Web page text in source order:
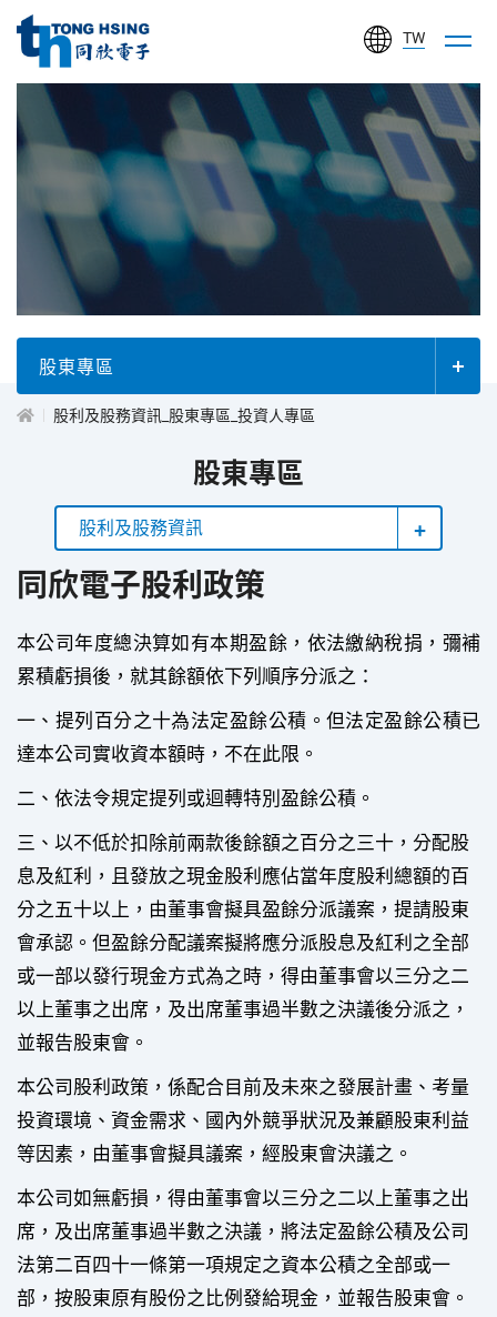
同
欣
電
子
工
份
有
限
公
TW
投
專
區
股東專區
股利及股務資訊_股東專區_投資人專區
股東專區
股利及股務資訊
同欣電子股利政策
本公司年度總決算如有本期盈餘，依法繳納稅捐，彌補
累積虧損後，就其餘額依下列順序分派之：
一、提列百分之十為法定盈餘公積。但法定盈餘公積已
達本公司實收資本額時，不在此限。
二、依法令規定提列或迴轉特別盈餘公積。
三、以不低於扣除前兩款後餘額之百分之三十，分配股
息及紅利，且發放之現金股利應佔當年度股利總額的百
分之五十以上，由董事會擬具盈餘分派議案，提請股東
會承認。但盈餘分配議案擬將應分派股息及紅利之全部
或一部以發行現金方式為之時，得由董事會以三分之二
以上董事之出席，及出席董事過半數之決議後分派之，
並報告股東會。
本公司股利政策，係配合目前及未來之發展計畫、考量
投資環境、資金需求、國內外競爭狀況及兼顧股東利益
等因素，由董事會擬具議案，經股東會決議之。
本公司如無虧損，得由董事會以三分之二以上董事之出
席，及出席董事過半數之決議，將法定盈餘公積及公司
法第二百四十一條第一項規定之資本公積之全部或一
部，按股東原有股份之比例發給現金，並報告股東會。